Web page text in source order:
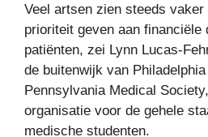
Veel artsen zien steeds vaker
prioriteit geven aan financiële
patiënten, zei Lynn Lucas-
de buitenwijk van
Pennsylvania Medical
organisatie voor de gehele
medische studenten.